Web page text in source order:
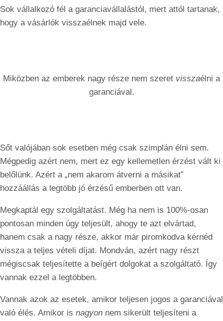
Sok vállalkozó fél a garanciavállalástól, mert attól tartanak,
hogy a vásárlók visszaélnek majd vele.
Miközben az emberek nagy része nem szeret visszaélni a
garanciával.
Sőt valójában sok esetben még csak szimplán élni sem.
Mégpedig azért nem, mert ez egy kellemetlen érzést vált ki
belőlünk. Azért a „nem akarom átverni a másikat”
hozzáállás a legtöbb jó érzésű emberben ott van.
Megkaptál egy szolgáltatást. Még ha nem is 100%-osan
pontosan minden úgy teljesült, ahogy te azt elvártad,
hanem csak a nagy része, akkor már piromkodva kérnéd
vissza a teljes vételi díjat. Mondván, azért nagy részt
mégiscsak teljesítette a beígért dolgokat a szolgáltató. Így
vannak ezzel a legtöbben.
Vannak azok az esetek, amikor teljesen jogos a garanciával
való élés. Amikor is nagyon nem sikerült teljesíteni a